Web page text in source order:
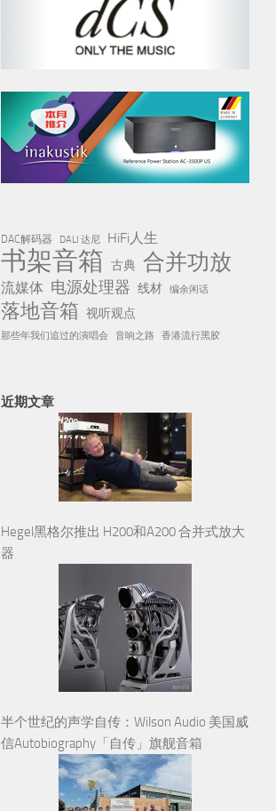
DAC解码器 DALI 达尼 HiFi人生
书架音箱 古典 合并功放
流媒体 电源处理器 线材 编余闲话
落地音箱 视听观点
那些年我们追过的演唱会 音响之路 香港流行黑胶
近期文章
Hegel黑格尔推出 H200和A200 合并式放大
器
半个世纪的声学自传：Wilson Audio 美国威
信Autobiography「自传」旗舰音箱